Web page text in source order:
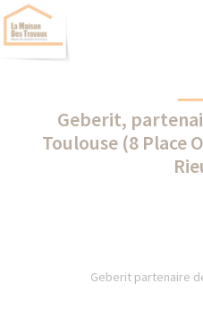
Geberit,
Toulouse (8 Place
Geberit partenaire